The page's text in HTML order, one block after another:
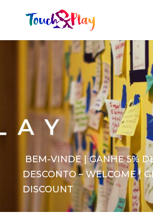
BEM-VINDE | GANHE 5%
DESCONTO – WELCOME |
DISCOUNT